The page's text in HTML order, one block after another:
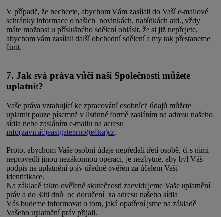
V případě, že nechcete, abychom Vám zasílali do Vaší e-mailové
schránky informace o našich novinkách, nabídkách atd., vždy
máte možnost u příslušného sdělení ohlásit, že si již nepřejete,
abychom vám zasílali další obchodní sdělení a my tak přestaneme
činit.
7. Jak svá práva vůči naší Společnosti můžete
uplatnit?
Vaše práva vztahující ke zpracování osobních údajů můžete
uplatnit pouze písemně v listinné formě zasláním na adresu našeho
sídla nebo zasláním e-mailu na adresu
info(zavináč)eastgatebrno(tečka)cz.
Proto, abychom Vaše osobní údaje nepředali třetí osobě, či s nimi
neprovedli jinou nezákonnou operaci, je nezbytné, aby byl Váš
podpis na uplatnění práv úředně ověřen za účelem Vaší
identifikace.
Na základě takto ověřené skutečnosti zaevidujeme Vaše uplatnění
práv a do 30ti dnů od doručení na adresu našeho sídla
Vás budeme informovat o tom, jaká opatření jsme na základě
Vašeho uplatnění práv přijali.